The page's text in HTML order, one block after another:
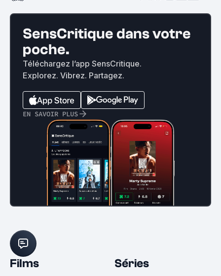
SensCritique dans votre
poche.
Téléchargez l’app SensCritique.
Explorez. Vibrez. Partagez.
EN SAVOIR PLUS
Films Séries